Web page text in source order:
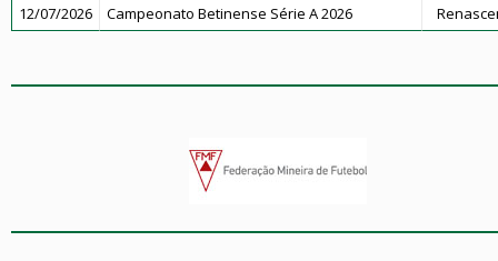
12/07/2026
Campeonato Betinense Série A 2026